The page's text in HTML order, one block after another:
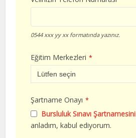
0544 xxx yy xx formatında yazınız.
Eğitim Merkezleri *
Şartname Onayı *
Bursluluk Sınavı Şartnamesini
anladım, kabul ediyorum.